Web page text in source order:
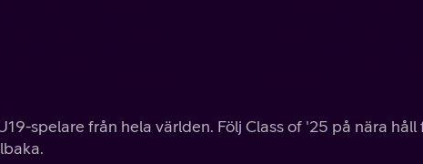
spelare från hela världen. Följ Class of '25 på nära håll